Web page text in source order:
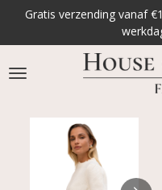
naar
de
hoofdinhoud
Gratis verzending vanaf